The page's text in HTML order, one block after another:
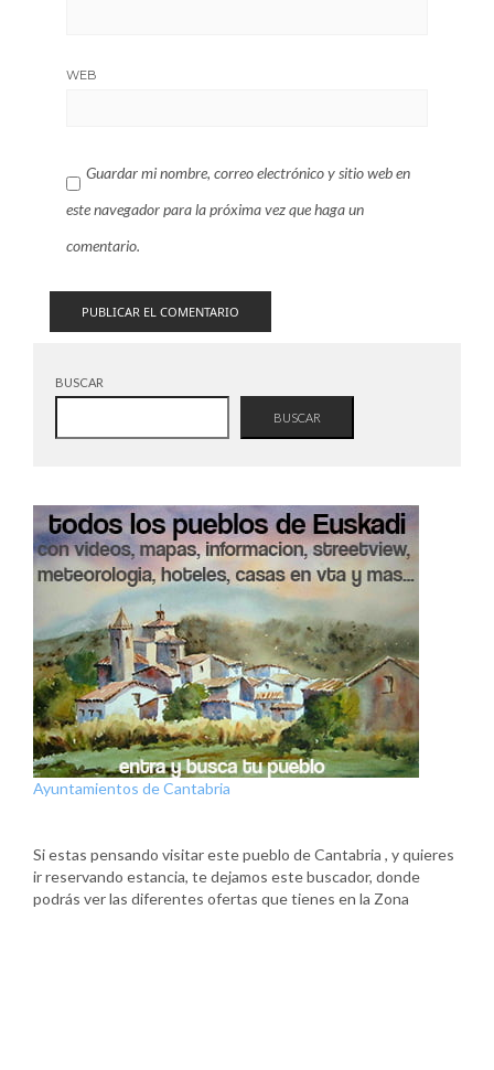
WEB
Guardar mi nombre, correo electrónico y sitio web en
este navegador para la próxima vez que haga un
comentario.
BUSCAR
BUSCAR
Ayuntamientos de Cantabria
Si estas pensando visitar este pueblo de Cantabria , y quieres
ir reservando estancia, te dejamos este buscador, donde
podrás ver las diferentes ofertas que tienes en la Zona